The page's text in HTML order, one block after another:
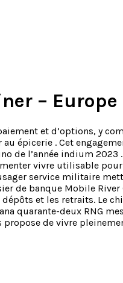
–
et d’options, y
épicerie . Cet
de l’année indium
vivre utilisable
service militaire
de banque Mobile
et les retraits. Le
quarante-deux RNG
de vivre